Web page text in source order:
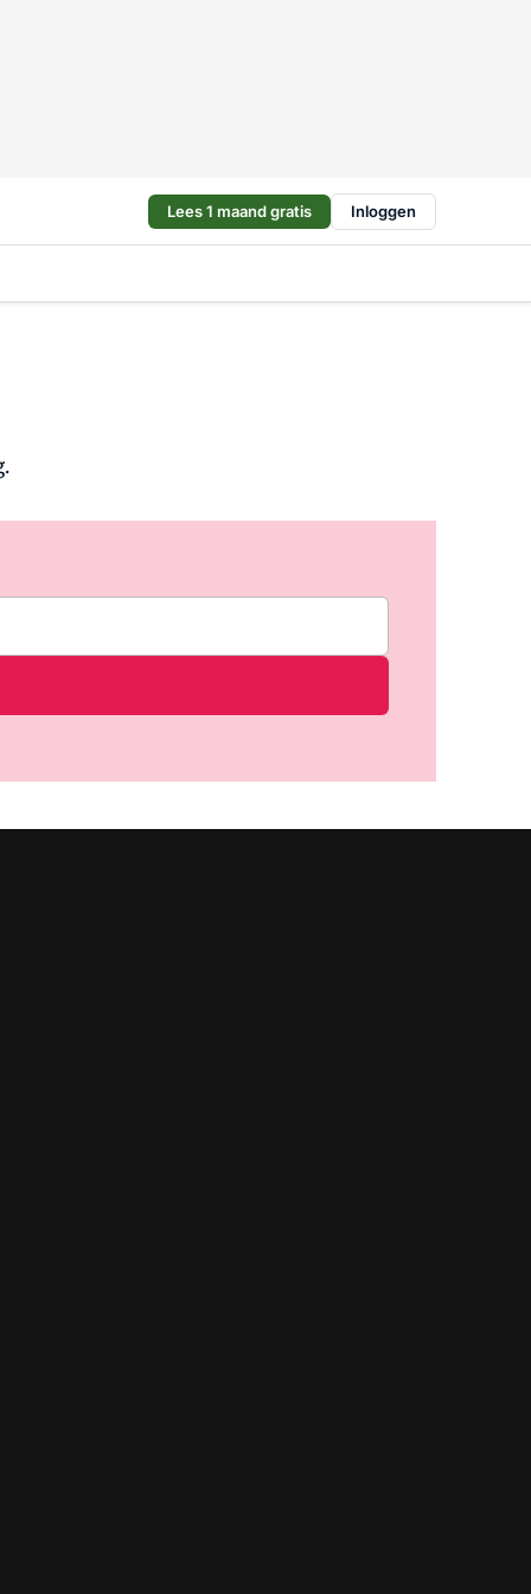
Lees 1 maand gratis Inloggen